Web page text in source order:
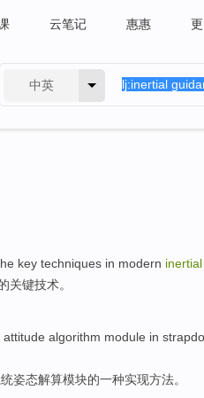
云笔记 惠惠
中英
key techniques in modern inertial
关键技术。
attitude algorithm module in
姿态解算模块的一种实现方法。